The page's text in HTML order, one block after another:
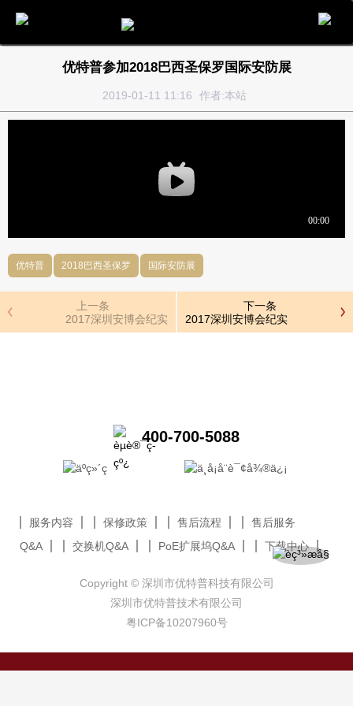
优特普参加2018巴西圣保罗国际安防展
2019-01-11 11:16 作者:本站
优特普 2018巴西圣保罗 国际安防展
上一条
2017深圳安博会纪实
下一条
2017深圳安博会纪实
400-700-5088
服务内容 保修政策 售后流程
售后服务
Q&A
交换机Q&A PoE扩展坞Q&A 下载中心
Copyright © 深圳市优特普科技有限公司
深圳市优特普技术有限公司
粤ICP备10207960号
电话 留言